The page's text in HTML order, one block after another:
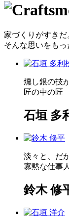
家づくりがすきだ
そんな思いをもっ
燻し銀の技
匠の中の匠
石垣 多
淡々と、だ
寡黙な仕事人
鈴木 修